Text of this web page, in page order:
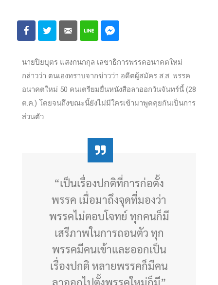
นายปิยบุตร แสงกนกกุล เลขาธิการพรรคอนาคตใหม่
กล่าวว่า ตนเองทราบจากข่าวว่า อดีตผู้สมัคร ส.ส. พรรค
อนาคตใหม่ 50 คนเตรียมยื่นหนังสือลาออกวันจันทร์นี้ (28
ต.ค.) โดยจนถึงขณะนี้ยังไม่มีใครเข้ามาพูดคุยกันเป็นการ
ส่วนตัว
“เป็นเรื่องปกติที่การก่อตั้ง
พรรค เมื่อมาถึงจุดที่มองว่า
พรรคไม่ตอบโจทย์ ทุกคนก็มี
เสรีภาพในการถอนตัว ทุก
พรรคมีคนเข้าและออกเป็น
เรื่องปกติ หลายพรรคก็มีคน
ลาออกไปตั้งพรรคใหม่ก็มี”